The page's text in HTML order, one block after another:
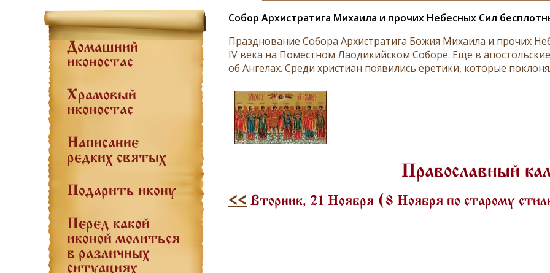
Домашний
иконостас
Храмовый
иконостас
Написание
редких святых
Подарить икону
Перед какой
иконой молиться
в различных
ситуациях
Собор Архистратига Михаила и прочих Небесных Сил
Празднование Собора Архистратига Божия Михаила и прочих
IV века на Поместном Лаодикийском Соборе. Еще в
об Ангелах. Среди христиан появились еретики, которые
Православный
<< Вторник, 21 Ноября (8 Ноября по старому